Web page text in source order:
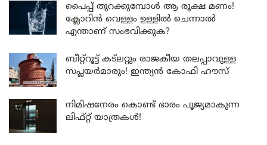
പൈപ്പ് തുറക്കുമ്പോൾ ആ രൂക്ഷ മണം!
ക്ലോറിൻ വെള്ളം ഉള്ളിൽ ചെന്നാൽ
എന്താണ് സംഭവിക്കുക?
ബീറ്റ്‌റൂട്ട് കട്‌ലറ്റും രാജകീയ തലപ്പാവുള്ള
സപ്ലയർമാരും! ഇന്ത്യൻ കോഫി ഹൗസ്
നിമിഷനേരം കൊണ്ട് ഭാരം പൂജ്യമാകുന്ന
ലിഫ്റ്റ് യാത്രകൾ!